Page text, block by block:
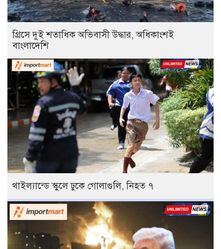
গ্রিসে দুই শতাধিক অভিবাসী উদ্ধার, অধিকাংশই
বাংলাদেশি
থাইল্যান্ডে স্কুলে ঢুকে গোলাগুলি, নিহত ৭